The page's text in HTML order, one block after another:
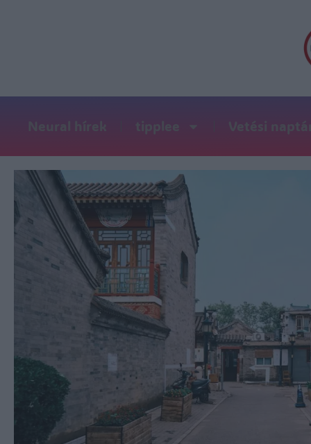
Neural hírek tipplee Vetési